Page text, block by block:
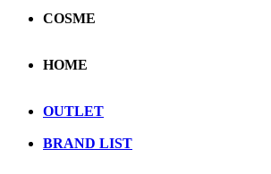
COSME
HOME
OUTLET
BRAND LIST